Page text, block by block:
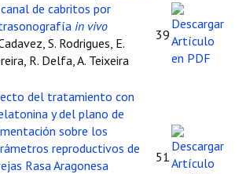
autores/as
Especial
de cabritos por
in vivo
S. Rodrigues, E.
R. Delfa, A. Teixeira
39
del tratamiento con
y del plano de
sobre los
reproductivos de
Rasa Aragonesa
51